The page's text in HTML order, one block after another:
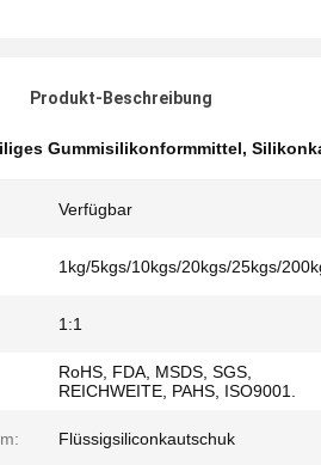
Produkt-Beschreibung
Gummisilikonformmittel,
Verfügbar
1kg/5kgs/10kgs/20kgs/25kgs/
1:1
RoHS, FDA, MSDS, SGS,
REICHWEITE, PAHS, ISO9001.
Flüssigsiliconkautschuk